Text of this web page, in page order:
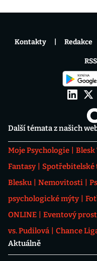
Další témata z našich
Moje Psychologie Blesk
Fantasy
Spotřebitelské
Blesku
Nemovitosti
psychologické mýty
ONLINE
Eventový
vs. Pudilová
Chance
Aktuálně
Kontakty Redakce
RSS